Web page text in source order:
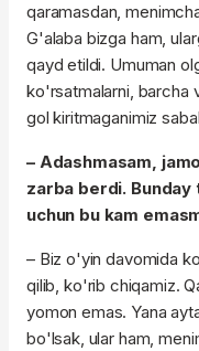
qaramasdan,
G'alaba bizga ham,
qayd etildi. Umuman
ko'rsatmalarni, barcha
gol kiritmaganimiz
– Adashmasam,
zarba berdi.
uchun bu kam
– Biz o'yin davomida
qilib, ko'rib chiqamiz.
yomon emas. Yana
bo'lsak, ular ham,